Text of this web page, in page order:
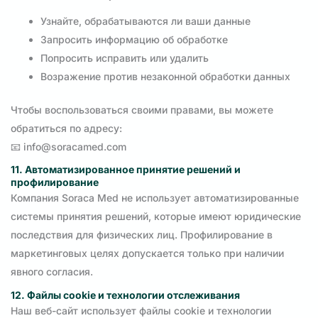
Узнайте, обрабатываются ли ваши данные
Запросить информацию об обработке
Попросить исправить или удалить
Возражение против незаконной обработки данных
Чтобы воспользоваться своими правами, вы можете
обратиться по адресу:
📧 info@soracamed.com
11. Автоматизированное принятие решений и
профилирование
Компания Soraca Med не использует автоматизированные
системы принятия решений, которые имеют юридические
последствия для физических лиц. Профилирование в
маркетинговых целях допускается только при наличии
явного согласия.
12. Файлы cookie и технологии отслеживания
Наш веб-сайт использует файлы cookie и технологии